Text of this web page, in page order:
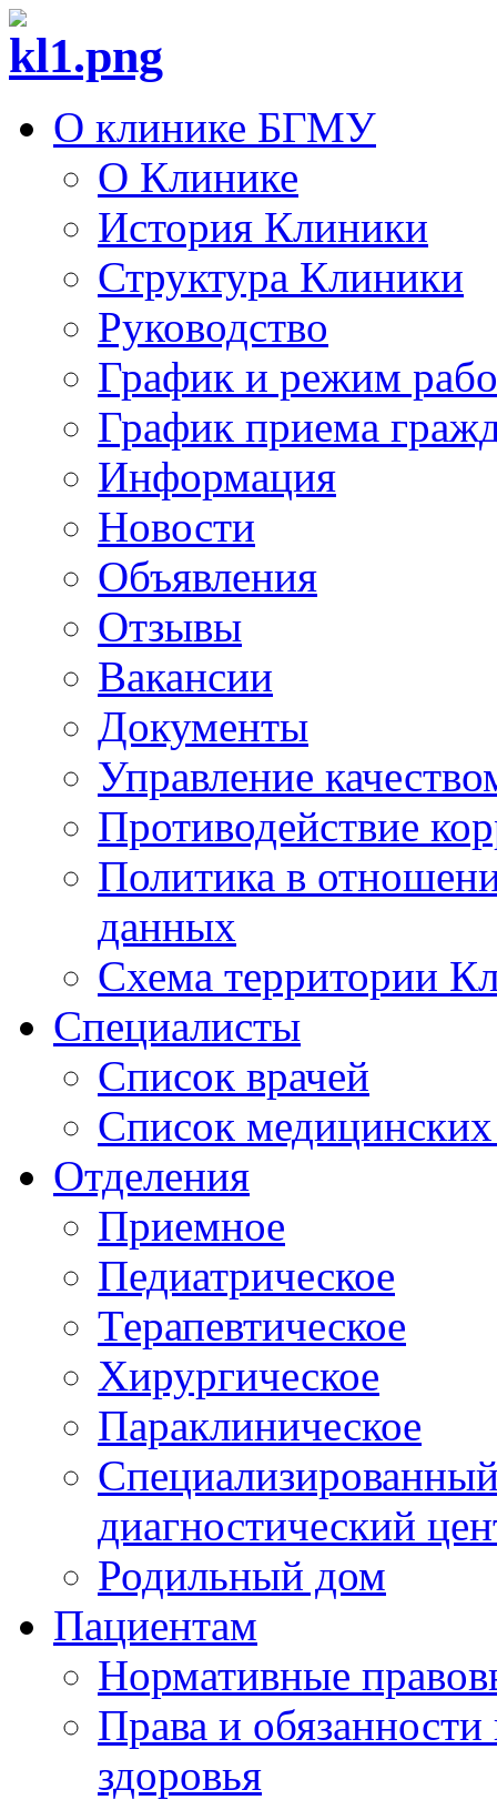
О клинике БГМУ
О Клинике
История Клиники
Структура Клиники
Руководство
График и режим
График приема
Информация
Новости
Объявления
Отзывы
Вакансии
Документы
Управление
Противодействие
Политика в
данных
Схема территории
Специалисты
Список врачей
Список медицинских
Отделения
Приемное
Педиатрическое
Терапевтическое
Хирургическое
Параклиническое
диагностический
Родильный дом
Пациентам
Нормативные
Права и
здоровья